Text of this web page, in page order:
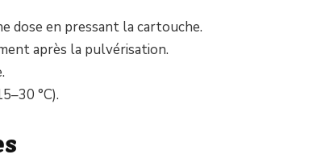
dose en pressant la cartouche.
après la pulvérisation.
°C).